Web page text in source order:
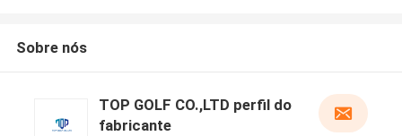
Sobre nós
TOP GOLF CO.,LTD perfil do
fabricante